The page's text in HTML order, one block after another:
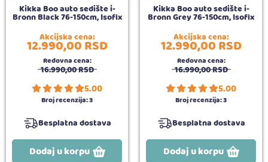
Kikka Boo auto sedište i-
Bronn Black 76-150cm, Isofix
Akcijska cena:
12.990,00RSD
Redovna cena:
16.990,00RSD
5.00
Broj recenzija:3
Besplatna dostava
Dodaj u korpu
Kikka Boo auto sedište i-
Bronn Grey 76-150cm, Isofix
Akcijska cena:
12.990,00RSD
Redovna cena:
16.990,00RSD
5.00
Broj recenzija:3
Besplatna dostava
Dodaj u korpu